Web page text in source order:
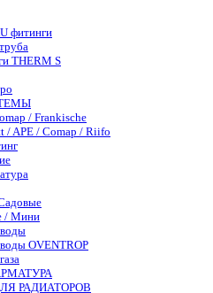
фитинги
THERM S
/ Frankische
/ APE / Comap / Riifo
/ Мини
OVENTROP
РАДИАТОРОВ